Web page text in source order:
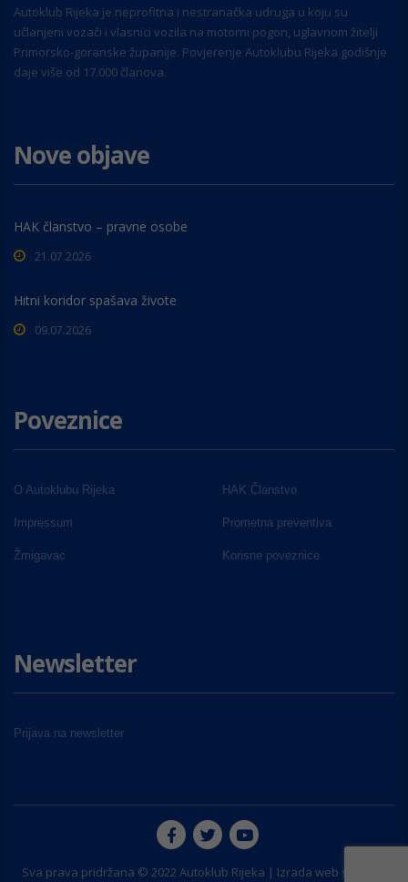
Autoklub Rijeka je neprofitna i nestranačka udruga u koju su
učlanjeni vozači i vlasnici vozila na motorni pogon, uglavnom žitelji
Primorsko-goranske županije. Povjerenje Autoklubu Rijeka godišnje
daje više od 17.000 članova.
Nove objave
HAK članstvo – pravne osobe
21.07.2026
Hitni koridor spašava živote
09.07.2026
Poveznice
O Autoklubu Rijeka HAK Članstvo
Impressum Prometna preventiva
Žmigavac Korisne poveznice
Newsletter
Prijava na newsletter
Sva prava pridržana © 2022 Autoklub Rijeka | Izrada web stranice